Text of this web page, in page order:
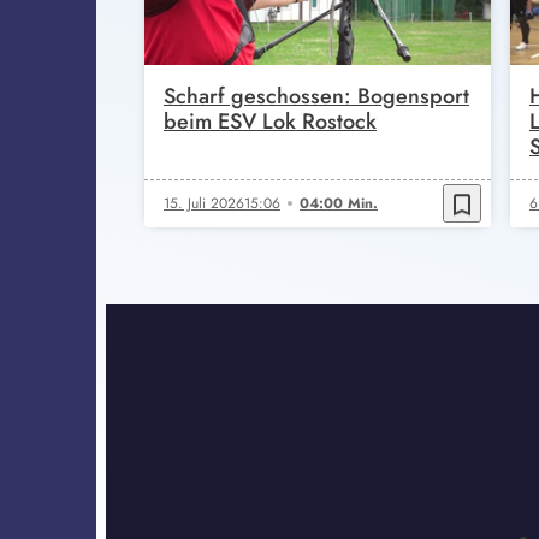
Scharf geschossen: Bogensport
beim ESV Lok Rostock
15. Juli 202615:06 04:00 Min. bookmark_border